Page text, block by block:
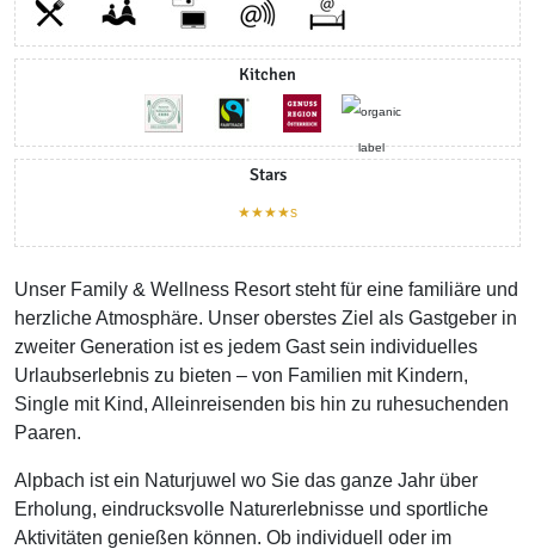
Kitchen
Stars
★★★★s
Unser Family & Wellness Resort steht für eine familiäre und
herzliche Atmosphäre. Unser oberstes Ziel als Gastgeber in
zweiter Generation ist es jedem Gast sein individuelles
Urlaubserlebnis zu bieten – von Familien mit Kindern,
Single mit Kind, Alleinreisenden bis hin zu ruhesuchenden
Paaren.
Alpbach ist ein Naturjuwel wo Sie das ganze Jahr über
Erholung, eindrucksvolle Naturerlebnisse und sportliche
Aktivitäten genießen können. Ob individuell oder im